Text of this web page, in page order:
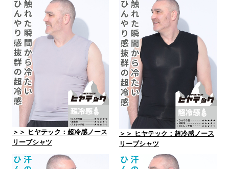
＞＞ ヒヤテック：超冷感ノース
リーブシャツ
＞＞ ヒヤテック：超冷感ノース
リーブシャツ